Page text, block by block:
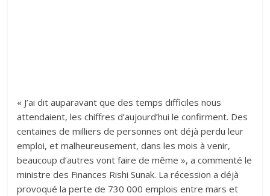
« J’ai dit auparavant que des temps difficiles nous
attendaient, les chiffres d’aujourd’hui le confirment. Des
centaines de milliers de personnes ont déjà perdu leur
emploi, et malheureusement, dans les mois à venir,
beaucoup d’autres vont faire de même », a commenté le
ministre des Finances Rishi Sunak. La récession a déjà
provoqué la perte de 730 000 emplois entre mars et